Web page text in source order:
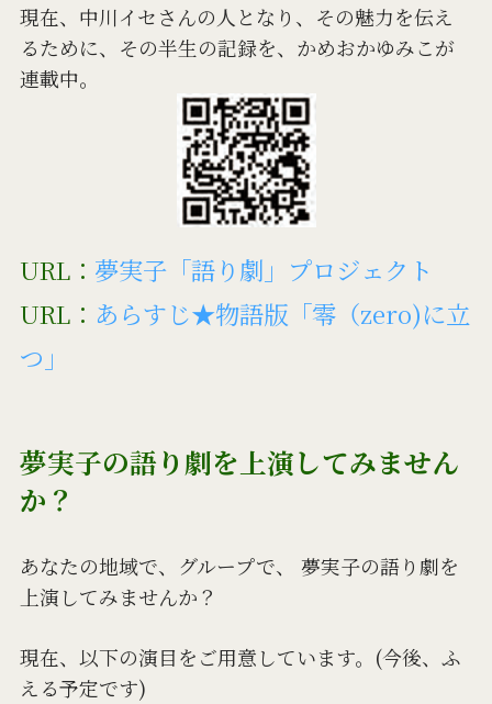
現在、中川イセさんの人となり、その魅力を伝え
るために、その半生の記録を、かめおかゆみこが
連載中。
URL： 夢実子「語り劇」プロジェクト
URL： あらすじ★物語版「零（zero)に立
つ」
夢実子の語り劇を上演してみません
か？
あなたの地域で、グループで、 夢実子の語り劇を
上演してみませんか？
現在、以下の演目をご用意しています。(今後、ふ
える予定です)